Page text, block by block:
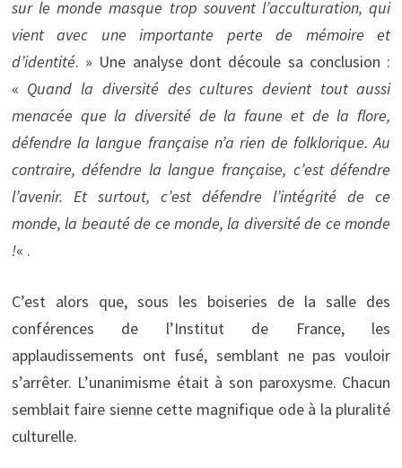
sur le monde masque trop souvent l’acculturation, qui
vient avec une importante perte de mémoire et
d’identité. » Une analyse dont découle sa conclusion :
« Quand la diversité des cultures devient tout aussi
menacée que la diversité de la faune et de la flore,
défendre la langue française n’a rien de folklorique. Au
contraire, défendre la langue française, c’est défendre
l’avenir. Et surtout, c’est défendre l’intégrité de ce
monde, la beauté de ce monde, la diversité de ce monde
!« .
C’est alors que, sous les boiseries de la salle des
conférences de l’Institut de France, les
applaudissements ont fusé, semblant ne pas vouloir
s’arrêter. L’unanimisme était à son paroxysme. Chacun
semblait faire sienne cette magnifique ode à la pluralité
culturelle.